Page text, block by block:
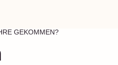
GEKOMMEN?